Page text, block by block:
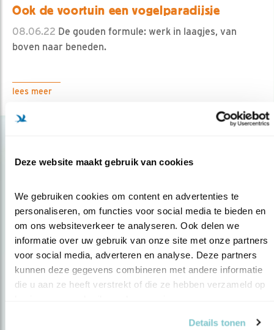
Deze website maakt gebruik van cookies
We gebruiken cookies om content en advertenties te
personaliseren, om functies voor social media te bieden en
om ons websiteverkeer te analyseren. Ook delen we
informatie over uw gebruik van onze site met onze partners
voor social media, adverteren en analyse. Deze partners
kunnen deze gegevens combineren met andere informatie
die u aan ze heeft verstrekt of die ze hebben verzameld op
Details tonen
Ook de voortuin een vogelparadijsje
08.06.22 De gouden formule: werk in laagjes, van
boven naar beneden.
lees meer
Op de hoogte blijven?
Meld je aan en ontvang nieuws, inspiratie, acties en tips
over vogels en activiteiten van Vogelbescherming.